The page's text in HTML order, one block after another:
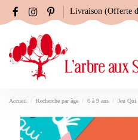
Livraison (Offerte
Accueil Recherche par âge 6 à 9 ans Jeu